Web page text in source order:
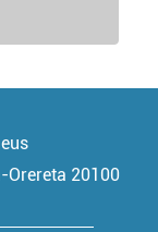
Orereta 20100